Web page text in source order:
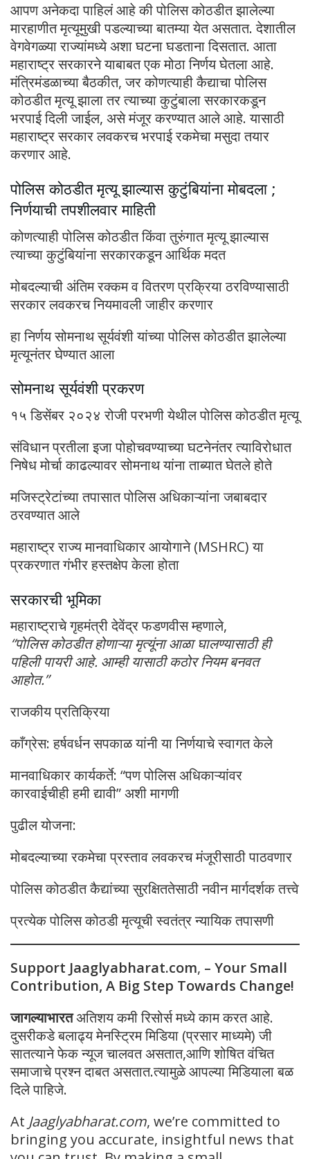
आपण अनेकदा पाहिलं आहे की पोलिस कोठडीत झालेल्या
मारहाणीत मृत्यूमुखी पडल्याच्या बातम्या येत असतात. देशातील
वेगवेगळ्या राज्यांमध्ये अशा घटना घडताना दिसतात. आता
महाराष्ट्र सरकारने याबाबत एक मोठा निर्णय घेतला आहे.
मंत्रिमंडळाच्या बैठकीत, जर कोणत्याही कैद्याचा पोलिस
कोठडीत मृत्यू झाला तर त्याच्या कुटुंबाला सरकारकडून
भरपाई दिली जाईल, असे मंजूर करण्यात आले आहे. यासाठी
महाराष्ट्र सरकार लवकरच भरपाई रकमेचा मसुदा तयार
करणार आहे.
पोलिस कोठडीत मृत्यू झाल्यास कुटुंबियांना मोबदला ;
निर्णयाची तपशीलवार माहिती
कोणत्याही पोलिस कोठडीत किंवा तुरुंगात मृत्यू झाल्यास
त्याच्या कुटुंबियांना सरकारकडून आर्थिक मदत
मोबदल्याची अंतिम रक्कम व वितरण प्रक्रिया ठरविण्यासाठी
सरकार लवकरच नियमावली जाहीर करणार
हा निर्णय सोमनाथ सूर्यवंशी यांच्या पोलिस कोठडीत झालेल्या
मृत्यूनंतर घेण्यात आला
सोमनाथ सूर्यवंशी प्रकरण
१५ डिसेंबर २०२४ रोजी परभणी येथील पोलिस कोठडीत मृत्यू
संविधान प्रतीला इजा पोहोचवण्याच्या घटनेनंतर त्याविरोधात
निषेध मोर्चा काढल्यावर सोमनाथ यांना ताब्यात घेतले होते
मजिस्ट्रेटांच्या तपासात पोलिस अधिकाऱ्यांना जबाबदार
ठरवण्यात आले
महाराष्ट्र राज्य मानवाधिकार आयोगाने (MSHRC) या
प्रकरणात गंभीर हस्तक्षेप केला होता
सरकारची भूमिका
महाराष्ट्राचे गृहमंत्री देवेंद्र फडणवीस म्हणाले,
“पोलिस कोठडीत होणाऱ्या मृत्यूंना आळा घालण्यासाठी ही
पहिली पायरी आहे. आम्ही यासाठी कठोर नियम बनवत
आहोत.”
राजकीय प्रतिक्रिया
काँग्रेस: हर्षवर्धन सपकाळ यांनी या निर्णयाचे स्वागत केले
मानवाधिकार कार्यकर्ते: “पण पोलिस अधिकाऱ्यांवर
कारवाईचीही हमी द्यावी” अशी मागणी
पुढील योजना:
मोबदल्याच्या रकमेचा प्रस्ताव लवकरच मंजूरीसाठी पाठवणार
पोलिस कोठडीत कैद्यांच्या सुरक्षिततेसाठी नवीन मार्गदर्शक तत्त्वे
प्रत्येक पोलिस कोठडी मृत्यूची स्वतंत्र न्यायिक तपासणी
Support Jaaglyabharat.com, – Your Small
Contribution, A Big Step Towards Change!
जागल्याभारतअतिशय कमी रिसोर्स मध्ये काम करत आहे.
दुसरीकडे बलाढ्य मेनस्ट्रिम मिडिया (प्रसार माध्यमे) जी
सातत्याने फेक न्यूज चालवत असतात,आणि शोषित वंचित
समाजाचे प्रश्न दाबत असतात.त्यामुळे आपल्या मिडियाला बळ
दिले पाहिजे.
At Jaaglyabharat.com, we’re committed to
bringing you accurate, insightful news that